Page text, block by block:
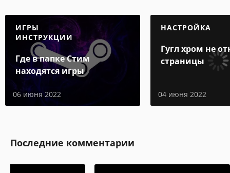
ИГРЫ
ИНСТРУКЦИИ
Где в папке Стим
находятся игры
06 июня 2022
НАСТРОЙКА
Гугл хром не
страницы
04 июня 2022
Последние комментарии